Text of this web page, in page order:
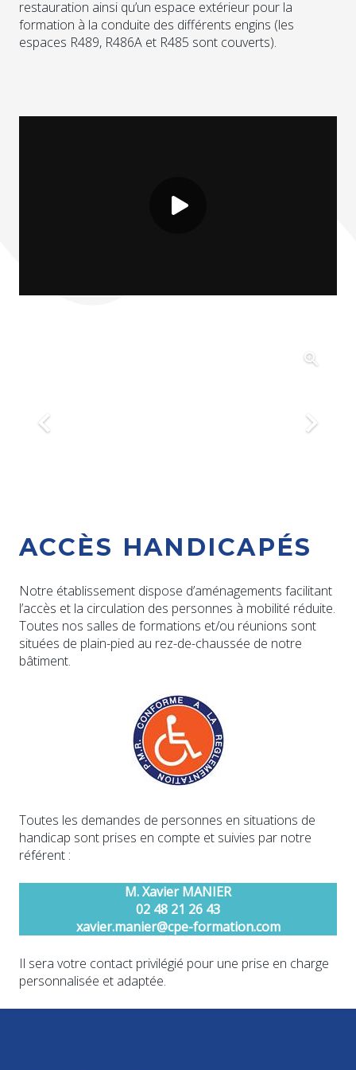
restauration ainsi qu’un espace extérieur pour la
formation à la conduite des différents engins (les
espaces R489, R486A et R485 sont couverts).
ACCÈS HANDICAPÉS
Notre établissement dispose d’aménagements facilitant
l’accès et la circulation des personnes à mobilité réduite.
Toutes nos salles de formations et/ou réunions sont
situées de plain-pied au rez-de-chaussée de notre
bâtiment.
Toutes les demandes de personnes en situations de
handicap sont prises en compte et suivies par notre
référent :
M. Xavier MANIER
02 48 21 26 43
xavier.manier@cpe-formation.com
Il sera votre contact privilégié pour une prise en charge
personnalisée et adaptée.